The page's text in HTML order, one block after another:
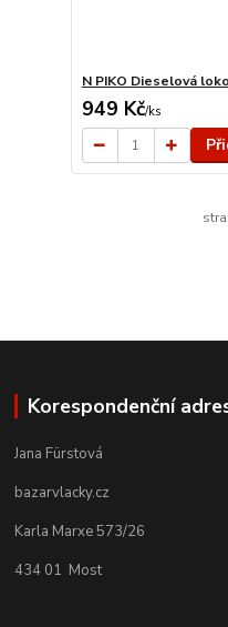
N PIKO Dieselová
949 Kč/ks
Korespondenční
Jana Fürstová
bazarvlacky.cz
Karla Marxe 573/26
434 01 Most